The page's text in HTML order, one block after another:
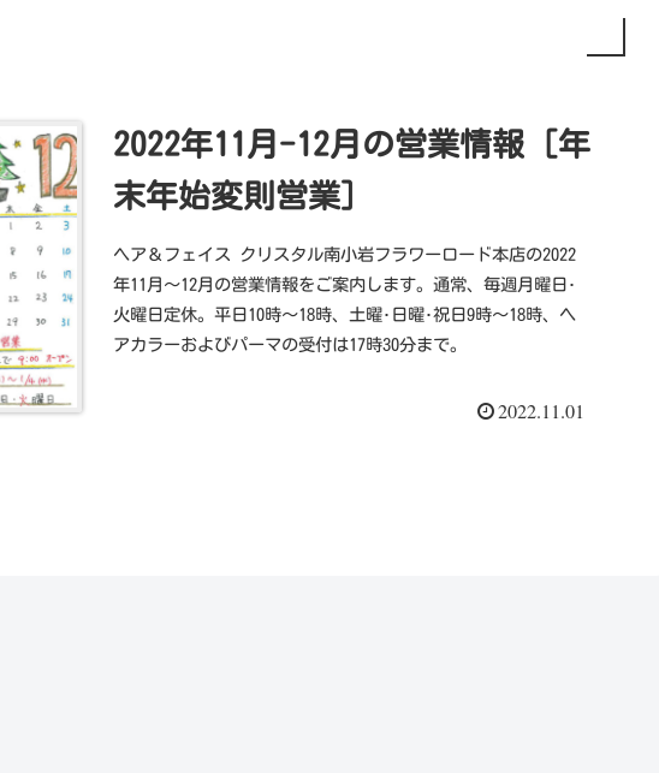
2022年11月-12月の営業情報 [年
末年始変則営業]
ヘア＆フェイス クリスタル南小岩フラワーロード本店の2022
年11月～12月の営業情報をご案内します。通常、毎週月曜日･
火曜日定休。平日10時～18時、土曜･日曜･祝日9時～18時、ヘ
アカラーおよびパーマの受付は17時30分まで。
2022.11.01